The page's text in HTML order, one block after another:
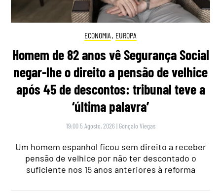
ECONOMIA , EUROPA
Homem de 82 anos vê Segurança Social
negar-lhe o direito a pensão de velhice
após 45 de descontos: tribunal teve a
‘última palavra’
19:00 5 Agosto, 2026 | Gonçalo Viegas
Um homem espanhol ficou sem direito a receber
pensão de velhice por não ter descontado o
suficiente nos 15 anos anteriores à reforma